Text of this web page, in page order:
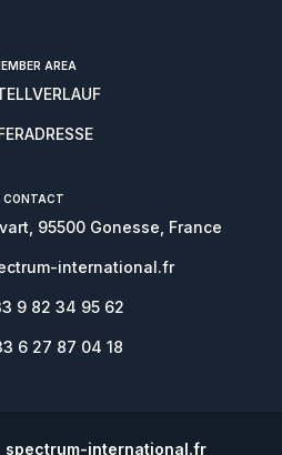
AREA
CONTACT
95500 Gonesse, France
international.fr
9 82 34 95 62
6 27 87 04 18
spectrum-international.fr